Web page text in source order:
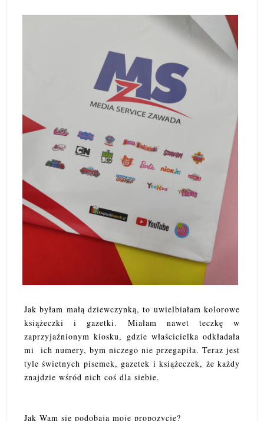
Jak byłam małą dziewczynką, to uwielbiałam kolorowe
książeczki i gazetki. Miałam nawet teczkę w
zaprzyjaźnionym kiosku, gdzie właścicielka odkładała
mi ich numery, bym niczego nie przegapiła. Teraz jest
tyle świetnych pisemek, gazetek i książeczek, że każdy
znajdzie wśród nich coś dla siebie.
Jak Wam się podobają moje propozycje?